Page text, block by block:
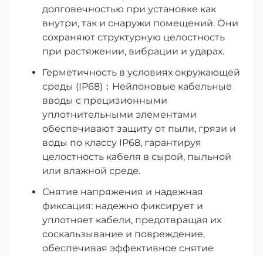
долговечностью при установке как
внутри, так и снаружи помещений. Они
сохраняют структурную целостность
при растяжении, вибрации и ударах.
Герметичность в условиях окружающей
среды (IP68)：Нейлоновые кабельные
вводы с прецизионными
уплотнительными элементами
обеспечивают защиту от пыли, грязи и
воды по классу IP68, гарантируя
целостность кабеля в сырой, пыльной
или влажной среде.
Снятие напряжения и надежная
фиксация: надежно фиксирует и
уплотняет кабели, предотвращая их
соскальзывание и повреждение,
обеспечивая эффективное снятие